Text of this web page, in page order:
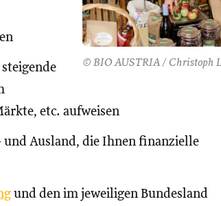
© BIO AUSTRIA / Christoph
etc. aufweisen
Ausland, die Ihnen finanzielle
und den im jeweiligen Bundesland